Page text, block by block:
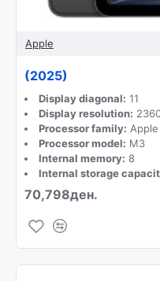
Apple
(2025)
Display diagonal: 11
Display resolution:
Processor family:
Processor model: M3
Internal memory: 8
Internal storage
70,798ден.